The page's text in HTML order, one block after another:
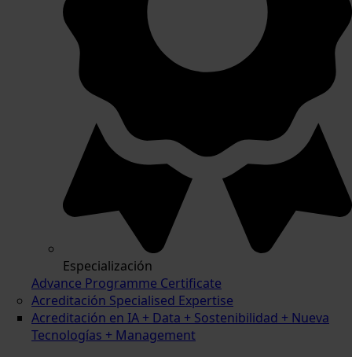
Especialización
Advance Programme Certificate
Acreditación Specialised Expertise
Acreditación en IA + Data + Sostenibilidad + Nueva
Tecnologías + Management